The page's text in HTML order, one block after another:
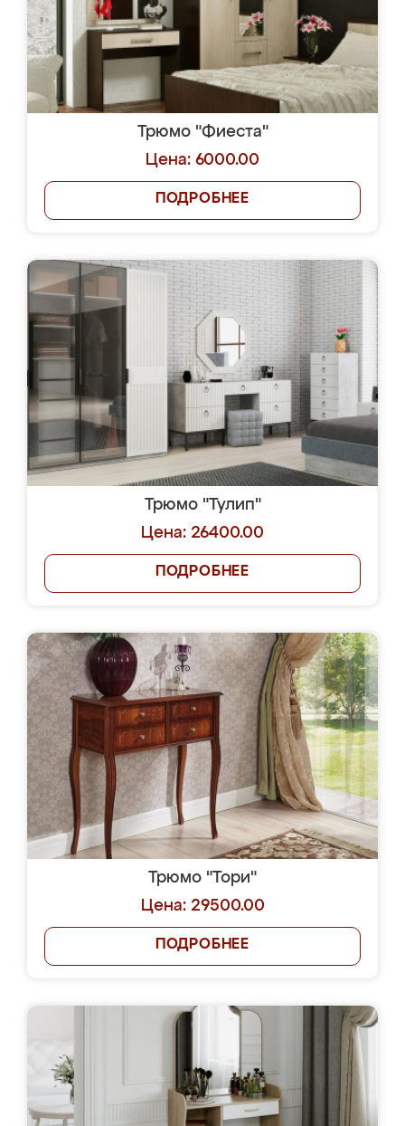
Трюмо "Фиеста"
Цена: 6000.00
ПОДРОБНЕЕ
Трюмо "Тулип"
Цена: 26400.00
ПОДРОБНЕЕ
Трюмо "Тори"
Цена: 29500.00
ПОДРОБНЕЕ